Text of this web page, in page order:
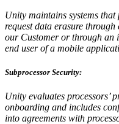
Unity maintains systems
request data erasure
our Customer or through an
end user of a mobile
Subprocessor Security:
Unity evaluates processors’
onboarding and includes
into agreements with